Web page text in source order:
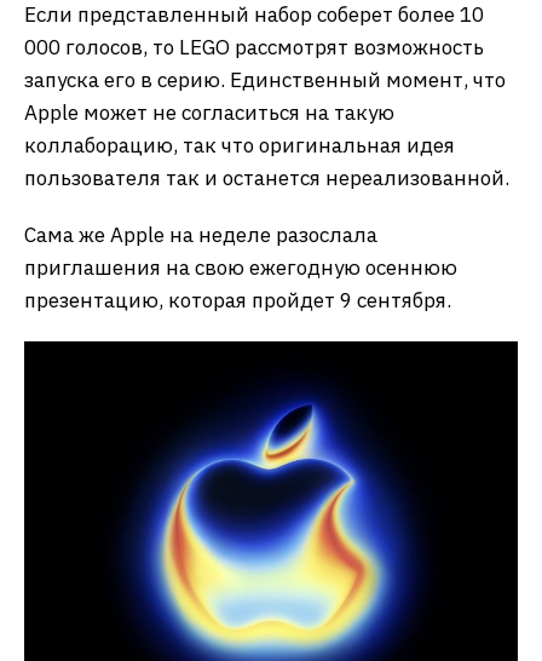
Если представленный набор соберет более 10
000 голосов, то LEGO рассмотрят возможность
запуска его в серию. Единственный момент, что
Apple может не согласиться на такую
коллаборацию, так что оригинальная идея
пользователя так и останется нереализованной.
Сама же Apple на неделе разослала
приглашения на свою ежегодную осеннюю
презентацию, которая пройдет 9 сентября.